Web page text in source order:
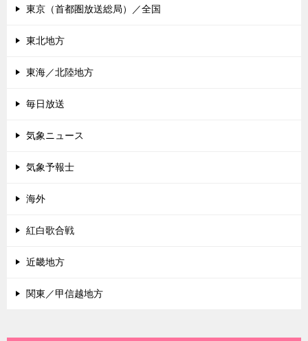
東京（首都圏放送総局）／全国
東北地方
東海／北陸地方
毎日放送
気象ニュース
気象予報士
海外
紅白歌合戦
近畿地方
関東／甲信越地方